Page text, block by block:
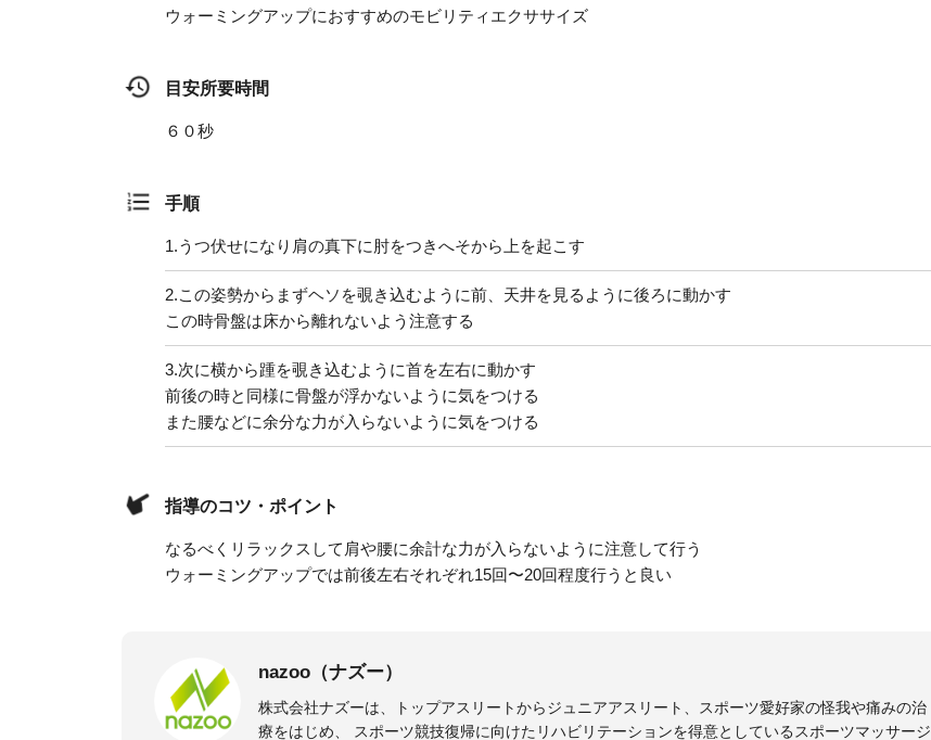
ウォーミングアップにおすすめのモビリティエクササイズ
目安所要時間
６０秒
手順
1.うつ伏せになり肩の真下に肘をつきへそから上を起こす
2.この姿勢からまずヘソを覗き込むように前、天井を見るように後ろに動かす
この時骨盤は床から離れないよう注意する
3.次に横から踵を覗き込むように首を左右に動かす
前後の時と同様に骨盤が浮かないように気をつける
また腰などに余分な力が入らないように気をつける
指導のコツ・ポイント
なるべくリラックスして肩や腰に余計な力が入らないように注意して行う
ウォーミングアップでは前後左右それぞれ15回〜20回程度行うと良い
nazoo（ナズー）
株式会社ナズーは、トップアスリートからジュニアアスリート、スポーツ愛好家の怪我や痛みの治
療をはじめ、 スポーツ競技復帰に向けたリハビリテーションを得意としているスポーツマッサージ